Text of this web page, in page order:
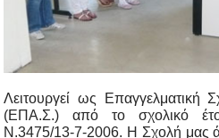
Λειτουργεί ως
(ΕΠΑ.Σ.) από το σχολικό
Ν.3475/13-7-2006. Η Σχολή μας